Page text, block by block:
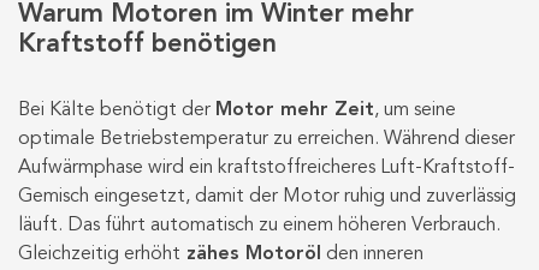
Warum Motoren im Winter mehr
Kraftstoff benötigen
Bei Kälte benötigt der Motor mehr Zeit, um seine
optimale Betriebstemperatur zu erreichen. Während dieser
Aufwärmphase wird ein kraftstoffreicheres Luft-Kraftstoff-
Gemisch eingesetzt, damit der Motor ruhig und zuverlässig
läuft. Das führt automatisch zu einem höheren Verbrauch.
Gleichzeitig erhöht zähes Motoröl
den inneren